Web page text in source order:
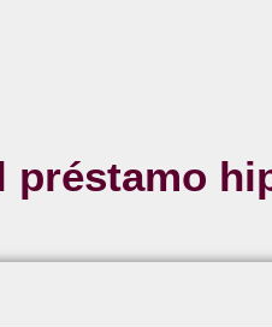
préstamo